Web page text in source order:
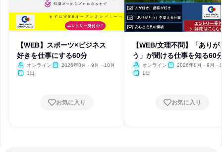
【WEB】スポーツ×ビジネス
好きを仕事にする60分
オンライン
2026年8月・9月・10月
1日
お気に入り
【WEB/文理不問】「ありが
う」が聞ける仕事を知る60
オンライン
2026年8月・9月・
1日
お気に入り